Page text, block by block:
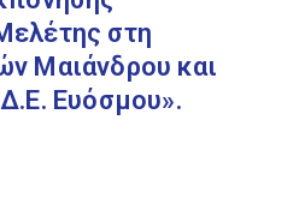
στη
Μαιάνδρου και
Ευόσμου».